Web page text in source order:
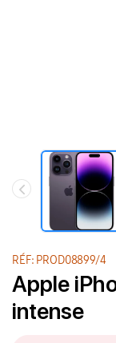
RÉF: PROD08899/4
Apple
intense